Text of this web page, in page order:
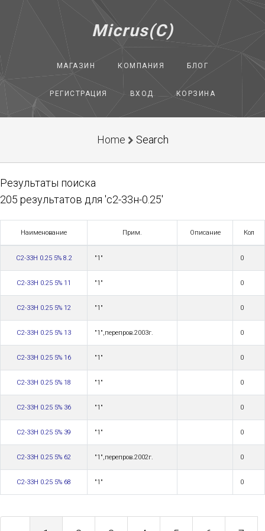
Micrus(C)
МАГАЗИН КОМПАНИЯ БЛОГ
РЕГИСТРАЦИЯ ВХОД КОРЗИНА
Home Search
Результаты поиска
205 результатов для 'с2-33н-0.25'
Наименование Прим. Описание Кол
С2-33Н 0.25 5% 8.2 "1" 0
С2-33Н 0.25 5% 11 "1" 0
С2-33Н 0.25 5% 12 "1" 0
С2-33Н 0.25 5% 13 "1",перепров.2003г. 0
С2-33Н 0.25 5% 16 "1" 0
С2-33Н 0.25 5% 18 "1" 0
С2-33Н 0.25 5% 36 "1" 0
С2-33Н 0.25 5% 39 "1" 0
С2-33Н 0.25 5% 62 "1",перепров.2002г. 0
С2-33Н 0.25 5% 68 "1" 0